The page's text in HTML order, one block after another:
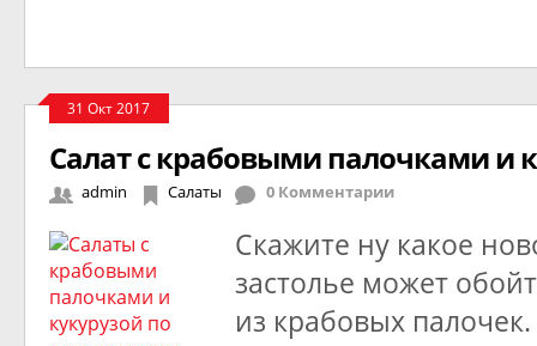
31 Окт 2017
Салат с крабовыми палочками и
admin Салаты 0 Комментарии
Скажите ну какое
застолье может
из крабовых палочек.